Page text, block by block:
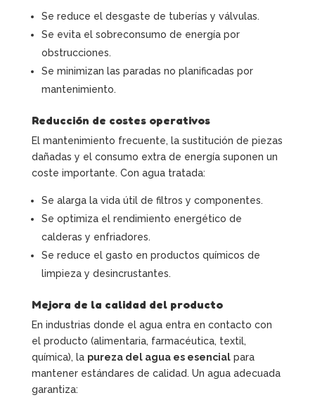
Se reduce el desgaste de tuberías y válvulas.
Se evita el sobreconsumo de energía por
obstrucciones.
Se minimizan las paradas no planificadas por
mantenimiento.
Reducción de costes operativos
El mantenimiento frecuente, la sustitución de piezas
dañadas y el consumo extra de energía suponen un
coste importante. Con agua tratada:
Se alarga la vida útil de filtros y componentes.
Se optimiza el rendimiento energético de
calderas y enfriadores.
Se reduce el gasto en productos químicos de
limpieza y desincrustantes.
Mejora de la calidad del producto
En industrias donde el agua entra en contacto con
el producto (alimentaria, farmacéutica, textil,
química), la pureza del agua es esencialpara
mantener estándares de calidad. Un agua adecuada
garantiza: